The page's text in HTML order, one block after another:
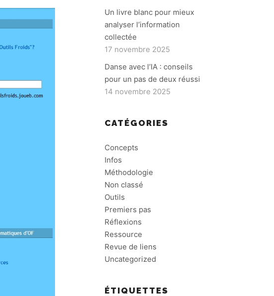
Un livre blanc pour mieux
analyser l’information
collectée
17 novembre 2025
Danse avec l’IA : conseils
pour un pas de deux réussi
14 novembre 2025
CATÉGORIES
Concepts
Infos
Méthodologie
Non classé
Outils
Premiers pas
Réflexions
Ressource
Revue de liens
Uncategorized
ÉTIQUETTES